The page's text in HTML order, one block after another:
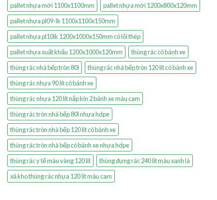
pallet nhựa mới 1100x1100mm
pallet nhựa mới 1200x800x120mm
pallet nhựa pl09-lk 1100x1100x150mm
pallet nhựa pl10lk 1200x1000x150mm có lõi thép
pallet nhựa xuất khẩu 1200x1000x120mm
thùng rác có bánh xe
thùng rác nhà bếp tròn 80l
thùng rác nhà bếp tròn 120 lít có bánh xe
thùng rác nhựa 90 lít có bánh xe
thùng rác nhựa 120 lít nắp kín 2 bánh xe màu cam
thùng rác tròn nhà bếp 80l nhựa hdpe
thùng rác tròn nhà bếp 120 lít có bánh xe
thùng rác tròn nhà bếp có bánh xe nhựa hdpe
thùng rác y tế màu vàng 120 lít
thùng đựng rác 240 lít màu xanh lá
xả kho thùng rác nhựa 120 lít màu cam